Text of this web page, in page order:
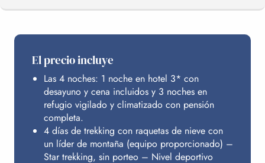
ALOJAMIENTO
PRESUPUESTO
El precio incluye
Las 4 noches: 1 noche en hotel 3* con
desayuno y cena incluidos y 3 noches en
refugio vigilado y climatizado con pensión
completa.
4 días de trekking con raquetas de nieve con
un líder de montaña (equipo proporcionado) –
Star trekking, sin porteo – Nivel deportivo